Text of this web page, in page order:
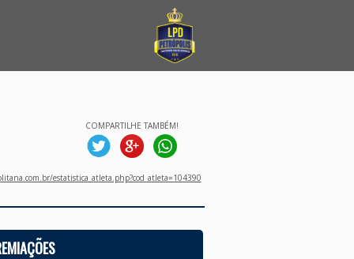
COMPARTILHE TAMBÉM!
estatistica_atleta.php?cod_atleta=104390